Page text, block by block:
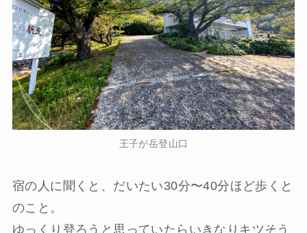
王子が岳登山口
宿の人に聞くと、だいたい30分〜40分ほど歩くと
のこと。
ゆっくり登ろうと思っていたらいきなりキツそう